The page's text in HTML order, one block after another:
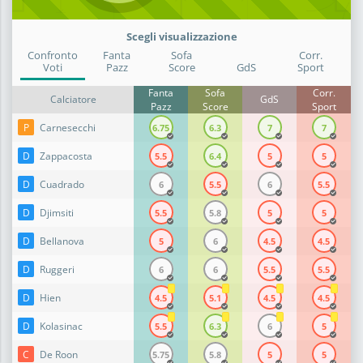
Scegli visualizzazione
Confronto
Voti
Fanta
Pazz
Sofa
Score
GdS
Corr.
Sport
Calciatore
Fanta
Pazz
Sofa
Score
GdS
Corr.
Sport
P
Carnesecchi 6.75 6.3 7 7
D Zappacosta 5.5 6.4 5 5
D Cuadrado 6 5.5 6 5.5
D Djimsiti 5.5 5.8 5 5
D Bellanova 5 6 4.5 4.5
D Ruggeri 6 6 5.5 5.5
D Hien 4.5 5.1 4.5 4.5
D Kolasinac 5.5 6.3 6 5
C De Roon 5.75 5.8 5 5